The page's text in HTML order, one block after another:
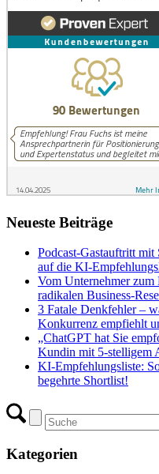
Neueste Beiträge
Podcast-Gastauftritt
auf die KI-
Vom Unternehmer zum
radikalen Business-
3 Fatale Denkfehler –
Konkurrenz empfiehlt
„ChatGPT hat Sie
Kundin mit 5-stelligem
KI-Empfehlungsliste:
begehrte Shortlist!
Kategorien